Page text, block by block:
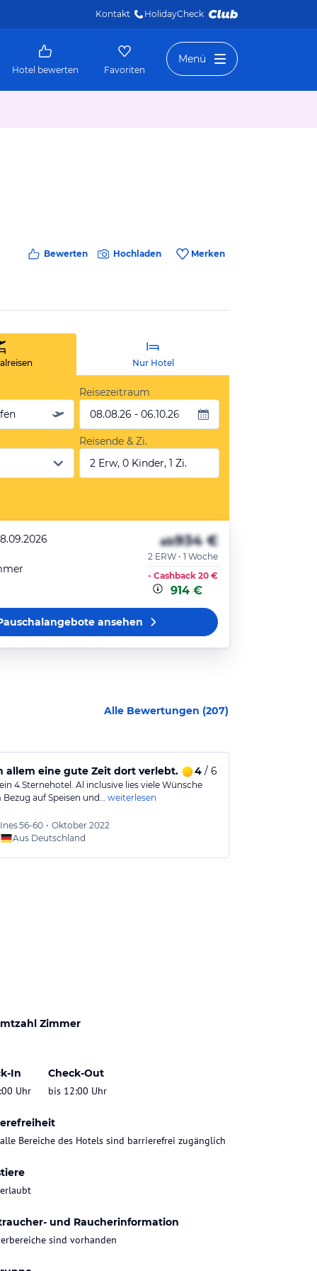
Kontakt HolidayCheck
Hotel bewerten Favoriten
Menü
Bewerten Hochladen Merken
Nur Hotel
Reisezeitraum
08.08.26 - 06.10.26
Reisende & Zi.
2 Erw, 0 Kinder, 1 Zi.
ab934 €
2 ERW • 1 Woche
- Cashback 20 €
914 €
ansehen
Alle Bewertungen (207)
allem eine gute Zeit dort verlebt. 4/ 6
4.Sternehotel. Al inclusive lies viele Wünsche
auf Speisen und… weiterlesen
Ines56-60 • Oktober 2022
Aus Deutschland
Zimmer
In
Uhr
Check-Out
bis 12:00 Uhr
Bereiche des Hotels sind barrierefrei zugänglich
und Raucherinformation
sind vorhanden